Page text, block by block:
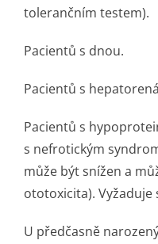
tolerančním testem).
Pacientů s dnou.
Pacientů s
Pacientů s
s nefrotickým
může být snížen a
ototoxicita).
U předčasně